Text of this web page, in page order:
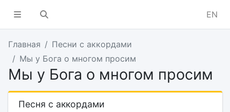
EN
Главная
Песни с аккордами
Мы у Бога о многом просим
Мы у Бога о многом просим
Песня с аккордами